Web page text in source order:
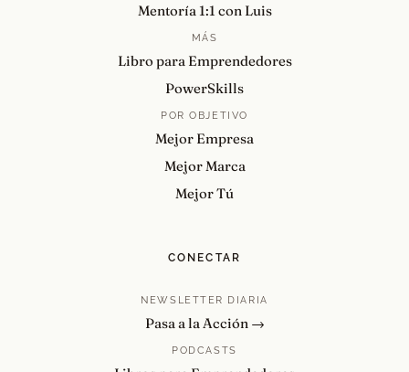
Mentoría 1:1 con Luis
MÁS
Libro para Emprendedores
PowerSkills
POR OBJETIVO
Mejor Empresa
Mejor Marca
Mejor Tú
CONECTAR
NEWSLETTER DIARIA
Pasa a la Acción →
PODCASTS